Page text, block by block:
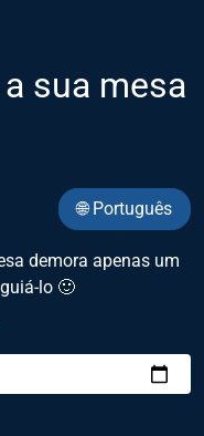
sua mesa
🌐 Português
demora apenas um
lo 🙂